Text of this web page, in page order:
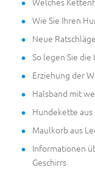
Wie Sie Ihren
Neue
So legen Sie die
Erziehung der
Halsband mit
Hundekette aus
Maulkorb aus
Informationen
Geschirrs